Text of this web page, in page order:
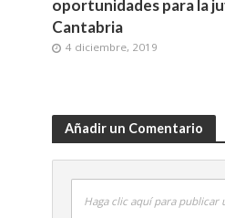
oportunidades para la
Cantabria
4 diciembre, 2019
Añadir un Comentario
Haga clic aquí para publicar